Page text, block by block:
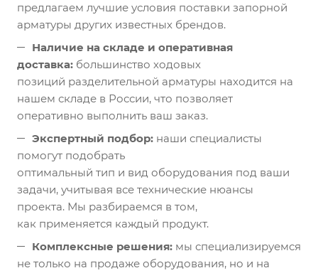
предлагаем лучшие условия поставки запорной
арматуры других известных брендов.
Наличие на складе и оперативная
доставка: большинство ходовых
позиций разделительной арматуры находится на
нашем складе в России, что позволяет
оперативно выполнить ваш заказ.
Экспертный подбор: наши специалисты
помогут подобрать
оптимальный тип и вид оборудования под ваши
задачи, учитывая все технические нюансы
проекта. Мы разбираемся в том,
как применяется каждый продукт.
Комплексные решения: мы специализируемся
не только на продаже оборудования, но и на